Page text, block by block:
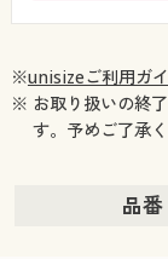
※unisizeご利用ガ
※ お取り扱いの終
す。予めご了承く
品番